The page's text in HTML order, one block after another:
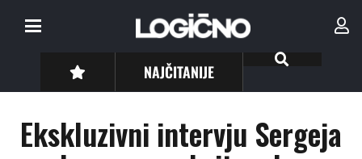
NAJČITANIJE
Ekskluzivni intervju Sergeja